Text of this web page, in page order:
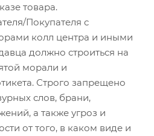
товара.
Покупателя с
колл центра и иными
должно строиться на
морали и
Строго запрещено
слов, брани,
а также угроз и
от того, в каком виде и